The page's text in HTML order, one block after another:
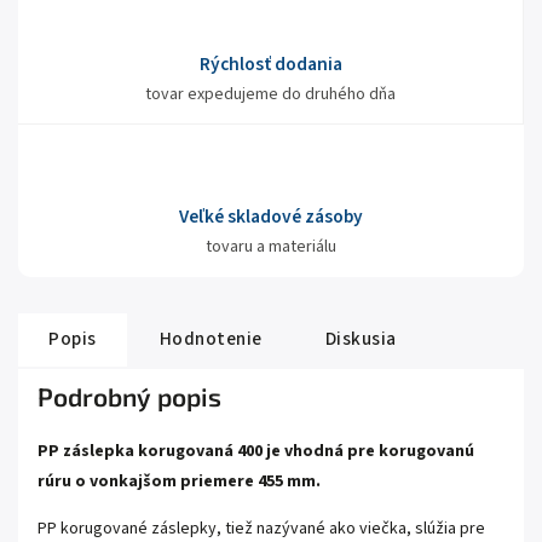
Rýchlosť dodania
tovar expedujeme do druhého dňa
Veľké skladové zásoby
tovaru a materiálu
Popis Hodnotenie Diskusia
Podrobný popis
PP záslepka korugovaná 400 je vhodná pre korugovanú
rúru o vonkajšom priemere 455 mm.
PP korugované záslepky, tiež nazývané ako viečka, slúžia pre